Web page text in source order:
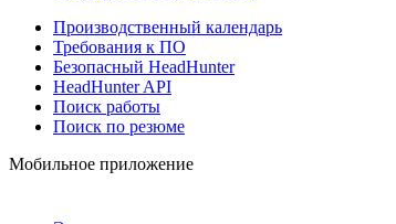
Производственный календарь
Требования к ПО
Безопасный HeadHunter
HeadHunter API
Поиск работы
Поиск по резюме
Мобильное приложение